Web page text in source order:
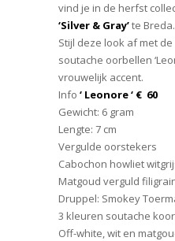
vind je in de herfst
‘Silver & Gray’te Breda.
Stijl deze look af met
soutache oorbellen
vrouwelijk accent.
Info ‘ Leonore ‘ € 60
Gewicht: 6 gram
Lengte: 7 cm
Vergulde oorstekers
Cabochon howliet
Matgoud verguld
Druppel: Smokey
3 kleuren soutache
Off-white, wit en